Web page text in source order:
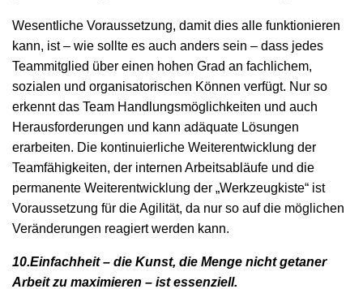
Wesentliche Voraussetzung, damit dies alle funktionieren
kann, ist – wie sollte es auch anders sein – dass jedes
Teammitglied über einen hohen Grad an fachlichem,
sozialen und organisatorischen Können verfügt. Nur so
erkennt das Team Handlungsmöglichkeiten und auch
Herausforderungen und kann adäquate Lösungen
erarbeiten. Die kontinuierliche Weiterentwicklung der
Teamfähigkeiten, der internen Arbeitsabläufe und die
permanente Weiterentwicklung der „Werkzeugkiste“ ist
Voraussetzung für die Agilität, da nur so auf die möglichen
Veränderungen reagiert werden kann.
10.Einfachheit – die Kunst, die Menge nicht getaner
Arbeit zu maximieren – ist essenziell.